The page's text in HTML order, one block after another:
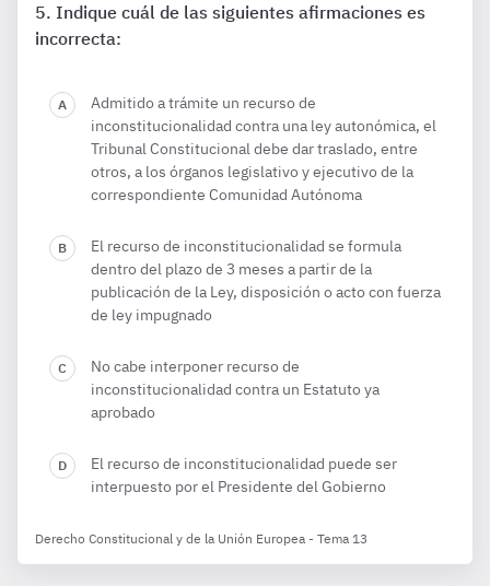
Indique cuál de las siguientes afirmaciones es
incorrecta:
Admitido a trámite un recurso de
inconstitucionalidad contra una ley autonómica, el
Tribunal Constitucional debe dar traslado, entre
otros, a los órganos legislativo y ejecutivo de la
correspondiente Comunidad Autónoma
El recurso de inconstitucionalidad se formula
dentro del plazo de 3 meses a partir de la
publicación de la Ley, disposición o acto con fuerza
de ley impugnado
No cabe interponer recurso de
inconstitucionalidad contra un Estatuto ya
aprobado
El recurso de inconstitucionalidad puede ser
interpuesto por el Presidente del Gobierno
Derecho Constitucional y de la Unión Europea - Tema 13